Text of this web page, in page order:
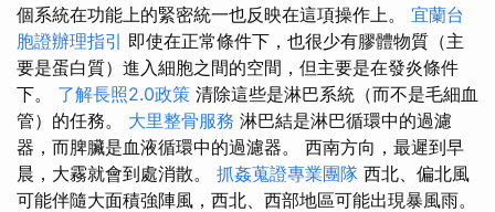
個系統在功能上的緊密統一也反映在這項操作上。 宜蘭台
胞證辦理指引 即使在正常條件下，也很少有膠體物質（主
要是蛋白質）進入細胞之間的空間，但主要是在發炎條件
下。 了解長照2.0政策 清除這些是淋巴系統（而不是毛細血
管）的任務。 大里整骨服務 淋巴結是淋巴循環中的過濾
器，而脾臟是血液循環中的過濾器。 西南方向，最遲到早
晨，大霧就會到處消散。 抓姦蒐證專業團隊 西北、偏北風
可能伴隨大面積強陣風，西北、西部地區可能出現暴風雨。